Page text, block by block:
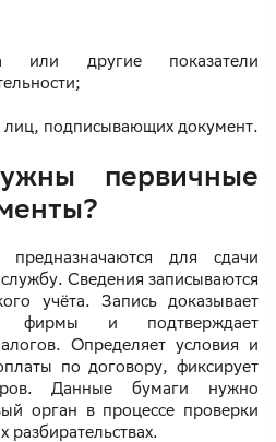
или другие показатели
подписывающих документ.
первичные
для сдачи
Сведения записываются
учёта. Запись доказывает
фирмы и подтверждает
Определяет условия и
по договору, фиксирует
Данные бумаги нужно
орган в процессе проверки
разбирательствах.